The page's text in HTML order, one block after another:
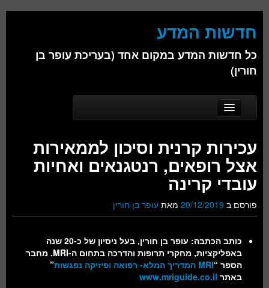
חדשות המדע
כל חדשות המדע במקום אחד (בעריכת עופר בן
חורין)
Main menu
Skip to primary content
Skip to secondary content
אודות
ביולוגיה
כימיה
חברה
חלל ומדעי כדור הארץ
עכירות קרנית וסיכון לממאירות
אצל רופאים, רנטגנאים ואחיות
עובדי קרינה
פורסם ב 20/12/2019 מאת עופר בן חורין
כותב הכתבה: עופר בן חורין, בעל ניסיון של כ-20 שנה
באפליקציות, מחקרי תרופות והדרכה בתחום ה-MRI. מחבר
הספר “MRI המדריך המלא- רפואה ופיזיקה נפגשות
”
באתר www.mriguide.co.il